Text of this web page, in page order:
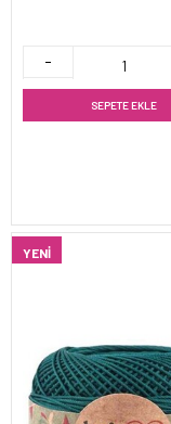
SEPETE EKLE
YENI